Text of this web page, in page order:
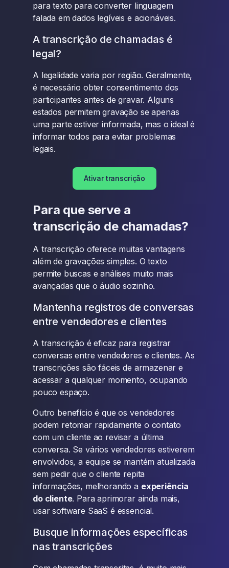
para texto para converter linguagem
falada em dados legíveis e acionáveis.
A transcrição de chamadas é
legal?
A legalidade varia por região. Geralmente,
é necessário obter consentimento dos
participantes antes de gravar. Alguns
estados permitem gravação se apenas
uma parte estiver informada, mas o ideal é
informar todos para evitar problemas
legais.
Ativar transcrição
Para que serve a
transcrição de chamadas?
A transcrição oferece muitas vantagens
além de gravações simples. O texto
permite buscas e análises muito mais
avançadas que o áudio sozinho.
Mantenha registros de conversas
entre vendedores e clientes
A transcrição é eficaz para registrar
conversas entre vendedores e clientes. As
transcrições são fáceis de armazenar e
acessar a qualquer momento, ocupando
pouco espaço.
Outro benefício é que os vendedores
podem retomar rapidamente o contato
com um cliente ao revisar a última
conversa. Se vários vendedores estiverem
envolvidos, a equipe se mantém atualizada
sem pedir que o cliente repita
informações, melhorando a experiência
do cliente. Para aprimorar ainda mais,
usar software SaaS é essencial.
Busque informações específicas
nas transcrições